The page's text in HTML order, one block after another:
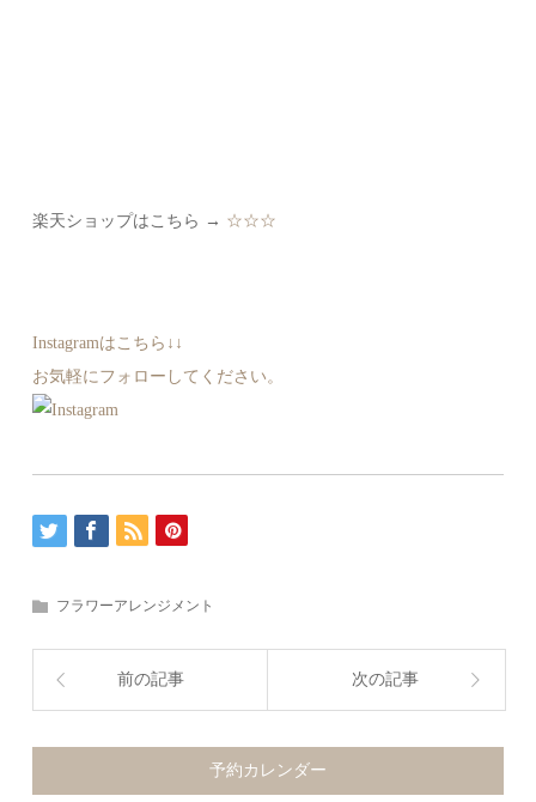
楽天ショップはこちら → ☆☆☆
Instagramはこちら↓↓
お気軽にフォローしてください。
フラワーアレンジメント
前の記事 次の記事
予約カレンダー